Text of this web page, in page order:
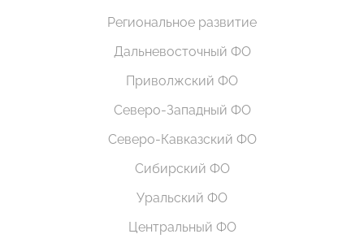
Региональное развитие
Дальневосточный ФО
Приволжский ФО
Северо-Западный ФО
Северо-Кавказский ФО
Сибирский ФО
Уральский ФО
Центральный ФО